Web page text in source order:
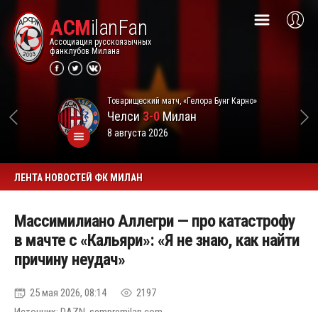
ACMilanFan
Ассоциация русскоязычных
фанклубов Милана
Товарищеский матч, «Гелора Бунг Карно»
Челси3-0Милан
8 августа 2026
ЛЕНТА НОВОСТЕЙ ФК МИЛАН
Массимилиано Аллегри — про катастрофу
в мачте с «Кальяри»: «Я не знаю, как найти
причину неудач»
25 мая 2026, 08:14
2197